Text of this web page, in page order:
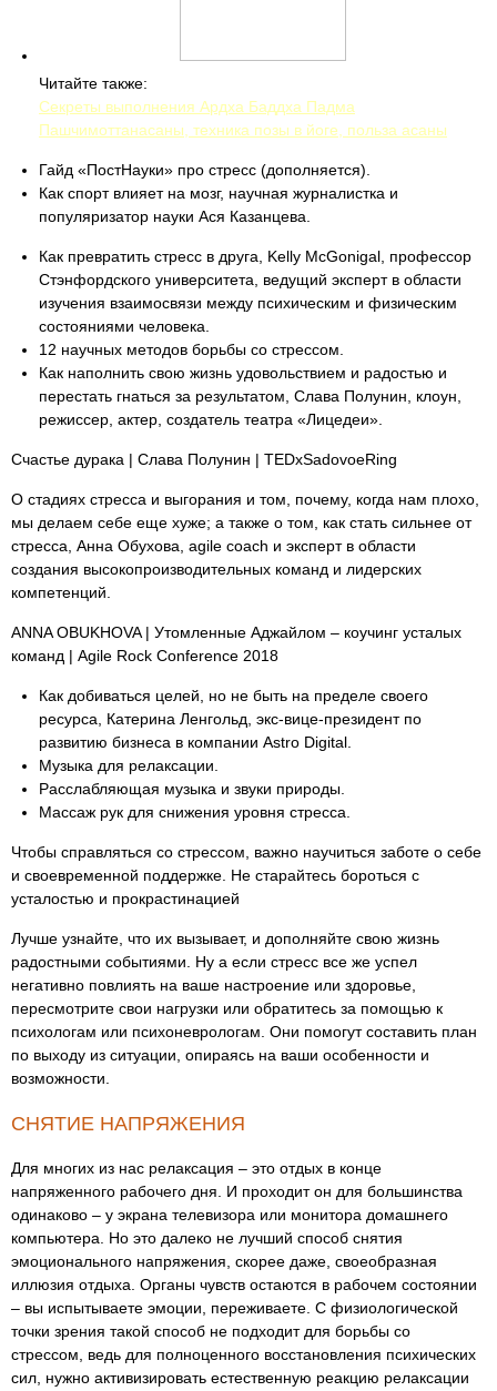
Читайте также:
Секреты выполнения Ардха Баддха Падма
Пашчимоттанасаны, техника позы в йоге, польза асаны
Гайд «ПостНауки» про стресс (дополняется).
Как спорт влияет на мозг, научная журналистка и
популяризатор науки Ася Казанцева.
Как превратить стресс в друга, Kelly McGonigal, профессор
Стэнфордского университета, ведущий эксперт в области
изучения взаимосвязи между психическим и физическим
состояниями человека.
12 научных методов борьбы со стрессом.
Как наполнить свою жизнь удовольствием и радостью и
перестать гнаться за результатом, Слава Полунин, клоун,
режиссер, актер, создатель театра «Лицедеи».
Счастье дурака | Слава Полунин | TEDxSadovoeRing
О стадиях стресса и выгорания и том, почему, когда нам плохо,
мы делаем себе еще хуже; а также о том, как стать сильнее от
стресса, Анна Обухова, agile coach и эксперт в области
создания высокопроизводительных команд и лидерских
компетенций.
ANNA OBUKHOVA | Утомленные Аджайлом – коучинг усталых
команд | Agile Rock Conference 2018
Как добиваться целей, но не быть на пределе своего
ресурса, Катерина Ленгольд, экс-вице-президент по
развитию бизнеса в компании Astro Digital.
Музыка для релаксации.
Расслабляющая музыка и звуки природы.
Массаж рук для снижения уровня стресса.
Чтобы справляться со стрессом, важно научиться заботе о себе
и своевременной поддержке. Не старайтесь бороться с
усталостью и прокрастинацией
Лучше узнайте, что их вызывает, и дополняйте свою жизнь
радостными событиями. Ну а если стресс все же успел
негативно повлиять на ваше настроение или здоровье,
пересмотрите свои нагрузки или обратитесь за помощью к
психологам или психоневрологам. Они помогут составить план
по выходу из ситуации, опираясь на ваши особенности и
возможности.
СНЯТИЕ НАПРЯЖЕНИЯ
Для многих из нас релаксация – это отдых в конце
напряженного рабочего дня. И проходит он для большинства
одинаково – у экрана телевизора или монитора домашнего
компьютера. Но это далеко не лучший способ снятия
эмоционального напряжения, скорее даже, своеобразная
иллюзия отдыха. Органы чувств остаются в рабочем состоянии
– вы испытываете эмоции, переживаете. С физиологической
точки зрения такой способ не подходит для борьбы со
стрессом, ведь для полноценного восстановления психических
сил, нужно активизировать естественную реакцию релаксации